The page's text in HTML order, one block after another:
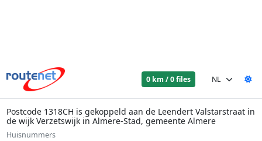
0 km / 0 files
Postcode 1318CH is gekoppeld aan de Leendert Valstarstraat in
de wijk Verzetswijk in Almere-Stad, gemeente Almere
Huisnummers